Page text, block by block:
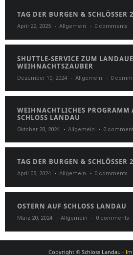
TAG DER BURGEN & SCHLÖSSER
April 22, 2025 Allgemein 0 comments
SHUTTLE-SERVICE ZUM
WEIHNACHTSZAUBER
Dezember 10, 2024 Allgemein 0
WEIHNACHTLICHES PROGRAMM
SCHLOSS LANDAU
Oktober 28, 2024 Allgemein 0
TAG DER BURGEN & SCHLÖSSER
April 08, 2024 Allgemein 0 comments
OSTERN AUF SCHLOSS LANDAU
März 20, 2024 Allgemein 0 comments
Copyright © Schloss Landau -